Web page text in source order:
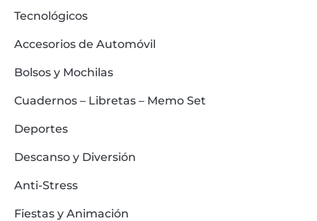
Tecnológicos
Accesorios de Automóvil
Bolsos y Mochilas
Cuadernos – Libretas – Memo Set
Deportes
Descanso y Diversión
Anti-Stress
Fiestas y Animación